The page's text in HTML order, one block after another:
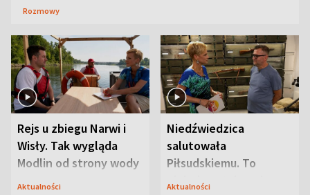
Rozmowy
Rejs u zbiegu Narwi i
Wisły. Tak wygląda
Modlin od strony wody
Aktualności
Niedźwiedzica
salutowała
Piłsudskiemu. To
niejedyna tajemnica
Aktualności